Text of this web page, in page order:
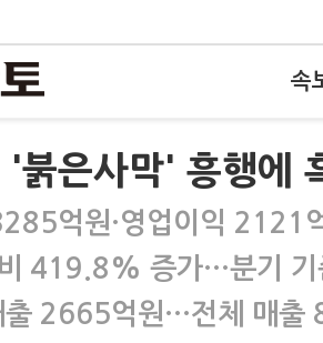
속
'붉은사막' 흥행에
억원·영업이익 2121
419.8% 증가…분기 기
출 2665억원…전체 매출